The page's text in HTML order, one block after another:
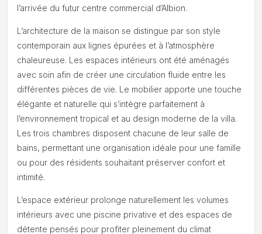
l’arrivée du futur centre commercial d’Albion.
L’architecture de la maison se distingue par son style
contemporain aux lignes épurées et à l’atmosphère
chaleureuse. Les espaces intérieurs ont été aménagés
avec soin afin de créer une circulation fluide entre les
différentes pièces de vie. Le mobilier apporte une touche
élégante et naturelle qui s’intègre parfaitement à
l’environnement tropical et au design moderne de la villa.
Les trois chambres disposent chacune de leur salle de
bains, permettant une organisation idéale pour une famille
ou pour des résidents souhaitant préserver confort et
intimité.
L’espace extérieur prolonge naturellement les volumes
intérieurs avec une piscine privative et des espaces de
détente pensés pour profiter pleinement du climat